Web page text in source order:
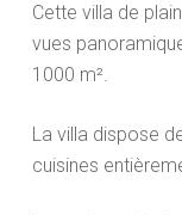
Cette villa de
vues
1000 m².
La villa dispose
cuisines